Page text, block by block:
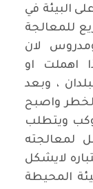
الحال على البيئة في
للمعالجة
لان
اهملت او
، وبعد
واصبح
ويتطلب
لمعالجته
لايشكل
المحيطة